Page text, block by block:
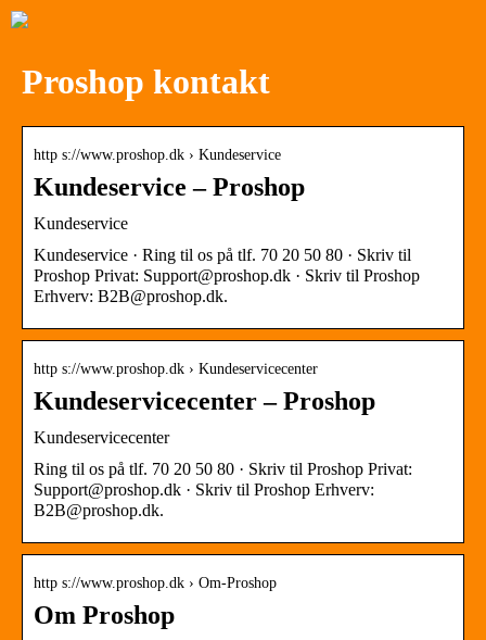
Proshop kontakt
http s://www.proshop.dk › Kundeservice
Kundeservice – Proshop
Kundeservice
Kundeservice · Ring til os på tlf. 70 20 50 80 · Skriv til
Proshop Privat: Support@proshop.dk · Skriv til Proshop
Erhverv: B2B@proshop.dk.
http s://www.proshop.dk › Kundeservicecenter
Kundeservicecenter – Proshop
Kundeservicecenter
Ring til os på tlf. 70 20 50 80 · Skriv til Proshop Privat:
Support@proshop.dk · Skriv til Proshop Erhverv:
B2B@proshop.dk.
http s://www.proshop.dk › Om-Proshop
Om Proshop